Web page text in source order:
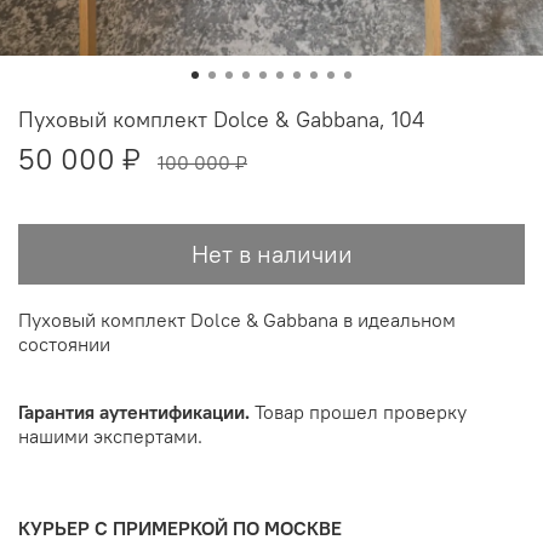
Пуховый комплект Dolce & Gabbana, 104
50 000 ₽ 100 000 ₽
Нет в наличии
Пуховый комплект Dolce & Gabbana в идеальном
состоянии
Гарантия аутентификации. Товар прошел проверку
нашими экспертами.
КУРЬЕР С ПРИМЕРКОЙ ПО МОСКВЕ